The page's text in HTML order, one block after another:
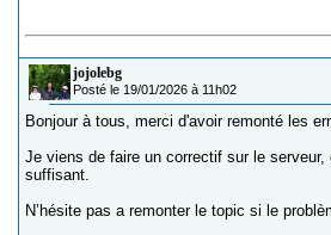
jojolebg
Posté le 19/01/2026 à 11h02
Bonjour à tous, merci d'avoir remonté les
Je viens de faire un correctif sur le
suffisant.
N’hésite pas a remonter le topic si le